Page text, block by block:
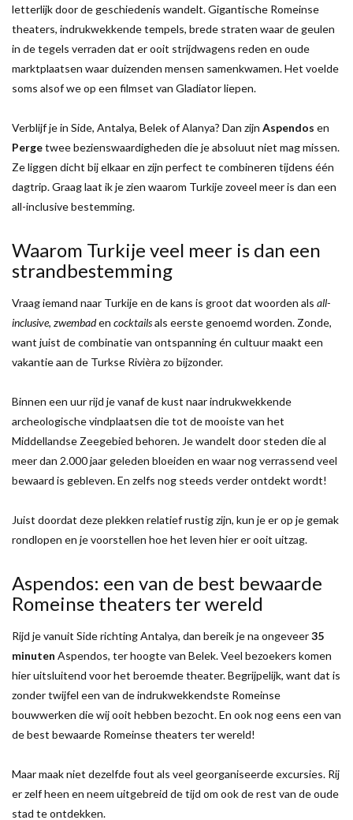
letterlijk door de geschiedenis wandelt. Gigantische Romeinse
theaters, indrukwekkende tempels, brede straten waar de geulen
in de tegels verraden dat er ooit strijdwagens reden en oude
marktplaatsen waar duizenden mensen samenkwamen. Het voelde
soms alsof we op een filmset van Gladiator liepen.
Verblijf je in Side, Antalya, Belek of Alanya? Dan zijn Aspendos en
Pergetwee bezienswaardigheden die je absoluut niet mag missen.
Ze liggen dicht bij elkaar en zijn perfect te combineren tijdens één
dagtrip. Graag laat ik je zien waarom Turkije zoveel meer is dan een
all-inclusive bestemming.
Waarom Turkije veel meer is dan een
strandbestemming
Vraag iemand naar Turkije en de kans is groot dat woorden als all-
inclusive, zwembaden cocktailsals eerste genoemd worden. Zonde,
want juist de combinatie van ontspanning én cultuur maakt een
vakantie aan de Turkse Rivièra zo bijzonder.
Binnen een uur rijd je vanaf de kust naar indrukwekkende
archeologische vindplaatsen die tot de mooiste van het
Middellandse Zeegebied behoren. Je wandelt door steden die al
meer dan 2.000 jaar geleden bloeiden en waar nog verrassend veel
bewaard is gebleven. En zelfs nog steeds verder ontdekt wordt!
Juist doordat deze plekken relatief rustig zijn, kun je er op je gemak
rondlopen en je voorstellen hoe het leven hier er ooit uitzag.
Aspendos: een van de best bewaarde
Romeinse theaters ter wereld
Rijd je vanuit Side richting Antalya, dan bereik je na ongeveer35
minuten Aspendos, ter hoogte van Belek. Veel bezoekers komen
hier uitsluitend voor het beroemde theater. Begrijpelijk, want dat is
zonder twijfel een van de indrukwekkendste Romeinse
bouwwerken die wij ooit hebben bezocht. En ook nog eens een van
de best bewaarde Romeinse theaters ter wereld!
Maar maak niet dezelfde fout als veel georganiseerde excursies. Rij
er zelf heen en neem uitgebreid de tijd om ook de rest van de oude
stad te ontdekken.